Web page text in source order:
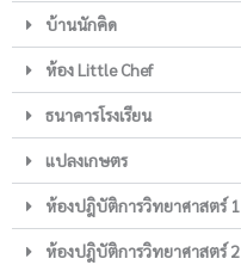
บ้านนักคิด
ห้อง Little Chef
ธนาคารโรงเรียน
แปลงเกษตร
ห้องปฎิบัติการวิทยาศาสตร์ 1
ห้องปฎิบัติการวิทยาศาสตร์ 2